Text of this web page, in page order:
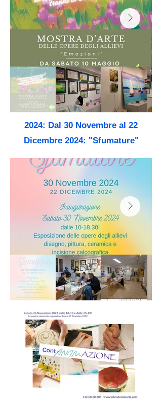
2024: Dal 30 Novembre al 22
Dicembre 2024: "Sfumature"